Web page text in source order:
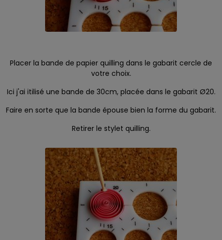
Placer la bande de papier quilling dans le gabarit cercle de
votre choix.
Ici j'ai itilisé une bande de 30cm, placée dans le gabarit Ø20.
Faire en sorte que la bande épouse bien la forme du gabarit.
Retirer le stylet quilling.